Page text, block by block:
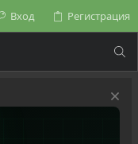
Вход Регистрация